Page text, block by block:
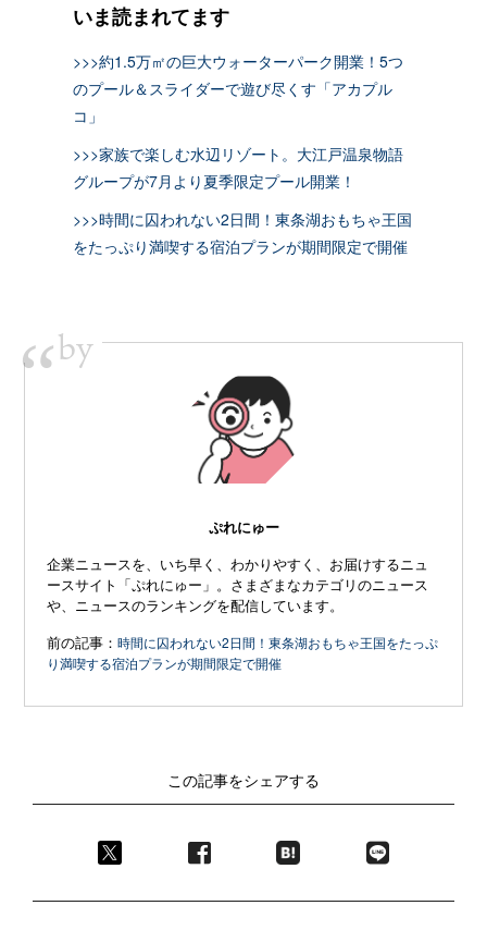
いま読まれてます
>>>約1.5万㎡の巨大ウォーターパーク開業！5つ
のプール＆スライダーで遊び尽くす「アカプル
コ」
>>>家族で楽しむ水辺リゾート。大江戸温泉物語
グループが7月より夏季限定プール開業！
>>>時間に囚われない2日間！東条湖おもちゃ王国
をたっぷり満喫する宿泊プランが期間限定で開催
“by
ぷれにゅー
企業ニュースを、いち早く、わかりやすく、お届けするニュ
ースサイト「ぷれにゅー」。さまざまなカテゴリのニュース
や、ニュースのランキングを配信しています。
前の記事：時間に囚われない2日間！東条湖おもちゃ王国をたっぷ
り満喫する宿泊プランが期間限定で開催
この記事をシェアする